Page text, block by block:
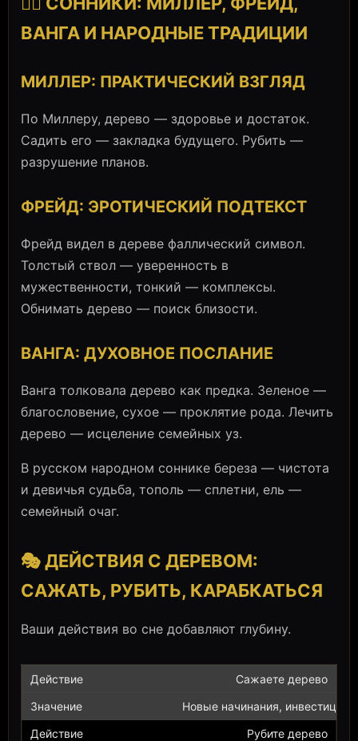
ВАНГА И НАРОДНЫЕ ТРАДИЦИИ
МИЛЛЕР: ПРАКТИЧЕСКИЙ ВЗГЛЯД
По Миллеру, дерево — здоровье и достаток.
Садить его — закладка будущего. Рубить —
разрушение планов.
ФРЕЙД: ЭРОТИЧЕСКИЙ ПОДТЕКСТ
Фрейд видел в дереве фаллический символ.
Толстый ствол — уверенность в
мужественности, тонкий — комплексы.
Обнимать дерево — поиск близости.
ВАНГА: ДУХОВНОЕ ПОСЛАНИЕ
Ванга толковала дерево как предка. Зеленое —
благословение, сухое — проклятие рода. Лечить
дерево — исцеление семейных уз.
В русском народном соннике береза — чистота
и девичья судьба, тополь — сплетни, ель —
семейный очаг.
🎭 ДЕЙСТВИЯ С ДЕРЕВОМ:
САЖАТЬ, РУБИТЬ, КАРАБКАТЬСЯ
Ваши действия во сне добавляют глубину.
Сажаете дерево
Новые начинания, инвестиции
Рубите дерево